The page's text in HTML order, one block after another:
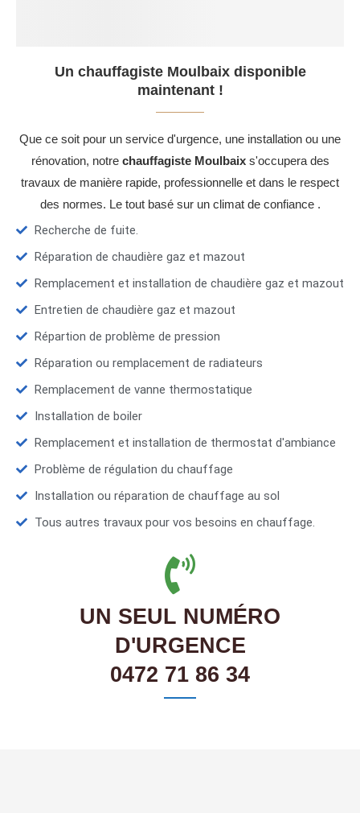
Un chauffagiste Moulbaix disponible
maintenant !
Que ce soit pour un service d'urgence, une installation ou une
rénovation, notre chauffagiste Moulbaixs'occupera des
travaux de manière rapide, professionnelle et dans le respect
des normes. Le tout basé sur un climat de confiance .
Recherche de fuite.
Réparation de chaudière gaz et mazout
Remplacement et installation de chaudière gaz et mazout
Entretien de chaudière gaz et mazout
Répartion de problème de pression
Réparation ou remplacement de radiateurs
Remplacement de vanne thermostatique
Installation de boiler
Remplacement et installation de thermostat d'ambiance
Problème de régulation du chauffage
Installation ou réparation de chauffage au sol
Tous autres travaux pour vos besoins en chauffage.
UN SEUL NUMÉRO
D'URGENCE
0472 71 86 34